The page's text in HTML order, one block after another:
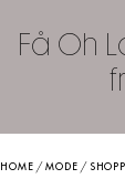
Få Oh
HOME /MODE /